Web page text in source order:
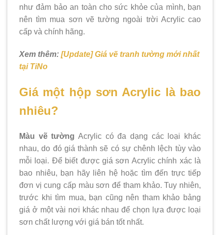
như đảm bảo an toàn cho sức khỏe của mình, bạn
nên tìm mua sơn vẽ tường ngoài trời Acrylic cao
cấp và chính hãng.
Xem thêm: [Update] Giá vẽ tranh tường mới nhất
tại TiNo
Giá một hộp sơn Acrylic là bao
nhiêu?
Màu vẽ tường Acrylic có đa dạng các loại khác
nhau, do đó giá thành sẽ có sự chênh lệch tùy vào
mỗi loại. Để biết được giá sơn Acrylic chính xác là
bao nhiêu, bạn hãy liên hệ hoặc tìm đến trực tiếp
đơn vị cung cấp màu sơn để tham khảo. Tuy nhiên,
trước khi tìm mua, bạn cũng nên tham khảo bảng
giá ở một vài nơi khác nhau để chọn lựa được loại
sơn chất lượng với giá bán tốt nhất.